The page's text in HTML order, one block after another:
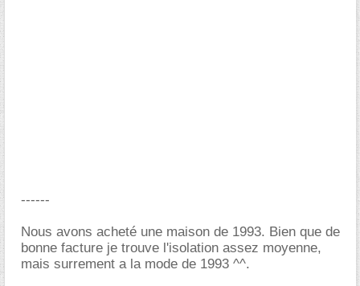
------
Nous avons acheté une maison de 1993. Bien que de
bonne facture je trouve l'isolation assez moyenne,
mais surrement a la mode de 1993 ^^.